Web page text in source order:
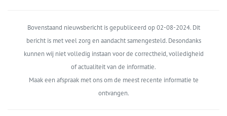
Bovenstaand nieuwsbericht is gepubliceerd op 02-08-2024. Dit
bericht is met veel zorg en aandacht samengesteld. Desondanks
kunnen wij niet volledig instaan voor de correctheid, volledigheid
of actualiteit van de informatie.
Maak een afspraak met ons om de meest recente informatie te
ontvangen.